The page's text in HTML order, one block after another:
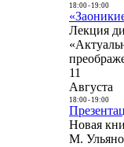
18:00- 19:00
Лекция
11
Августа
18:00- 19:00
Новая
М.